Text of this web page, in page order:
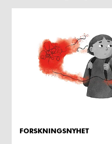
FORSKNINGSNYHET